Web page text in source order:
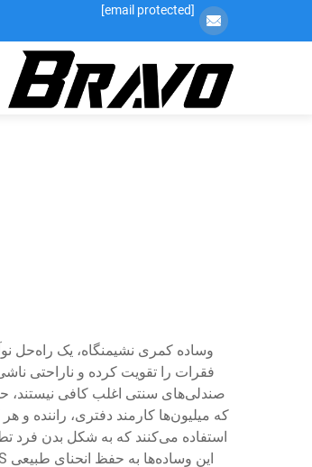
[email protected]
وساده کمری نشیمنگاه، یک راه‌حل
فقرات را تقویت کرده و ناراحتی
صندلی‌های سنتی اغلب کافی نیستند،
که میلیون‌ها کارمند دفتری،
استفاده می‌کنند که به شکل بدن فرد